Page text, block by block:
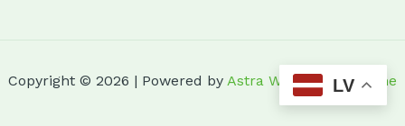
Copyright © 2026 | Powered by Astra WordPress Theme
LV